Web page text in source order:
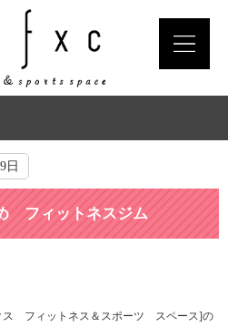
日
フィットネスジム
ス フィットネス＆スポーツ スペース]の